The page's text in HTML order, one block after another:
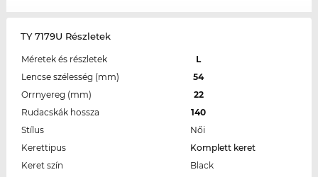
TY 7179U Részletek
Méretek és részletek
L
Lencse szélesség (mm)
54
Orrnyereg (mm)
22
Rudacskák hossza
140
Stílus
Női
Kerettipus
Komplett keret
Keret szín
Black